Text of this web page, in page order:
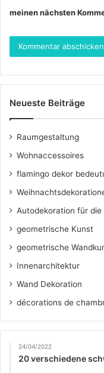
meinen nächsten
Neueste Beiträge
Raumgestaltung
Wohnaccessoires
flamingo dekor
Autodekoration für die
geometrische Kunst
geometrische
Innenarchitektur
Wand Dekoration
décorations de
24/04/2022
20 verschiedene